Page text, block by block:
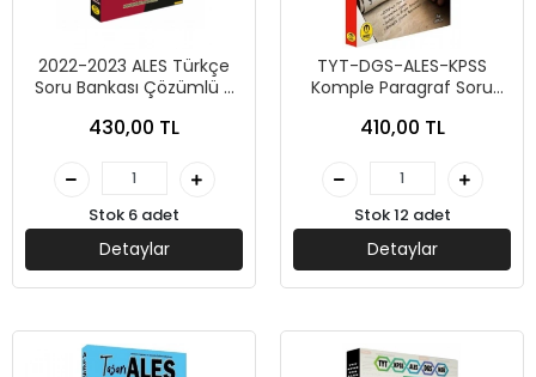
2022-2023 ALES Türkçe
Soru Bankası Çözümlü -
430,00 TL
Stok 6 adet
Detaylar
TYT-DGS-ALES-KPSS
Komple Paragraf Soru
410,00 TL
Stok 12 adet
Detaylar